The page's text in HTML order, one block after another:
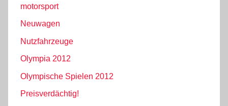
motorsport
Neuwagen
Nutzfahrzeuge
Olympia 2012
Olympische Spielen 2012
Preisverdächtig!